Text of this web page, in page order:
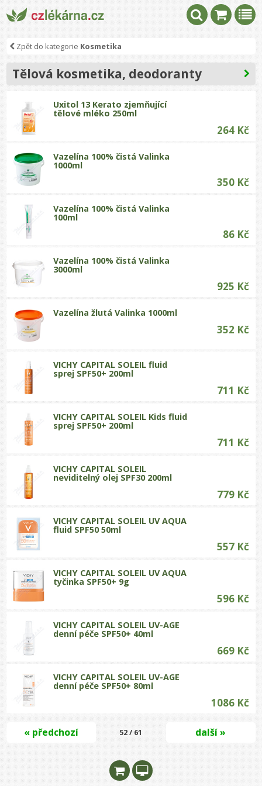
Zpět do kategorie Kosmetika
Tělová kosmetika, deodoranty
Uxitol 13 Kerato zjemňující
tělové mléko 250ml
264 Kč
Vazelína 100% čistá Valinka
1000ml
350 Kč
Vazelína 100% čistá Valinka
100ml
86 Kč
Vazelína 100% čistá Valinka
3000ml
925 Kč
Vazelína žlutá Valinka 1000ml
352 Kč
VICHY CAPITAL SOLEIL fluid
sprej SPF50+ 200ml
711 Kč
VICHY CAPITAL SOLEIL Kids fluid
sprej SPF50+ 200ml
711 Kč
VICHY CAPITAL SOLEIL
neviditelný olej SPF30 200ml
779 Kč
VICHY CAPITAL SOLEIL UV AQUA
fluid SPF50 50ml
557 Kč
VICHY CAPITAL SOLEIL UV AQUA
tyčinka SPF50+ 9g
596 Kč
VICHY CAPITAL SOLEIL UV-AGE
denní péče SPF50+ 40ml
669 Kč
VICHY CAPITAL SOLEIL UV-AGE
denní péče SPF50+ 80ml
1086 Kč
« předchozí 52 / 61 další »